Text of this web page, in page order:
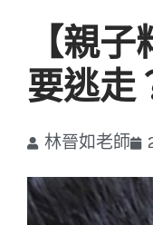
【親
要逃走
林晉如老師